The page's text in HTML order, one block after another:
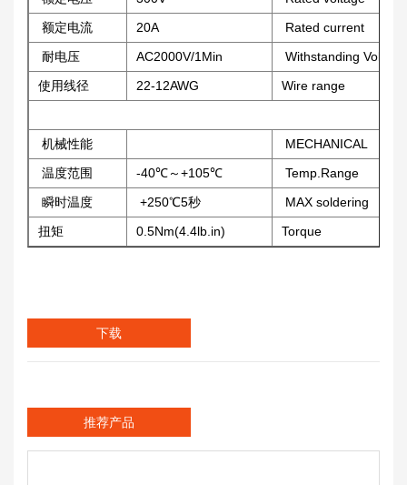
额定电流
20A
Rated current
耐电压
AC2000V/1Min
Withstanding
使用线径
22-12AWG Wire range
机械性能
MECHANICAL
温度范围
-40℃～+105℃
Temp.Range
瞬时温度
+250℃5秒
MAX soldering
扭矩
0.5Nm(4.4lb.in) Torque
下载
推荐产品